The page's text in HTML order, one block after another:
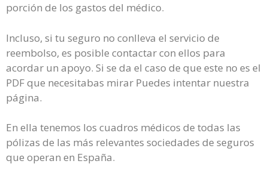
porción de los gastos del médico.
Incluso, si tu seguro no conlleva el servicio de
reembolso, es posible contactar con ellos para
acordar un apoyo. Si se da el caso de que este no es el
PDF que necesitabas mirar Puedes intentar nuestra
página.
En ella tenemos los cuadros médicos de todas las
pólizas de las más relevantes sociedades de seguros
que operan en España.